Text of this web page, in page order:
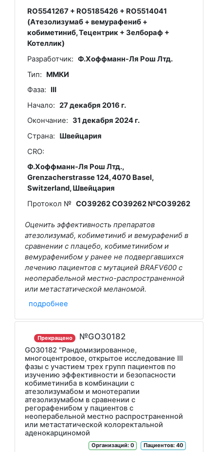
RO5541267 + RO5185426 + RO5514041
(Атезолизумаб + вемурафениб +
кобиметиниб, Тецентрик + Зелбораф +
Котеллик)
Разработчик: Ф.Хоффманн-Ля Рош Лтд.
Тип:
ММКИ
Фаза:
III
Начало: 27 декабря 2016 г.
Окончание: 31 декабря 2024 г.
Страна:
Швейцария
CRO:
Ф.Хоффманн-Ля Рош Лтд.,
Grenzacherstrasse 124, 4070 Basel,
Switzerland, Швейцария
Протокол № CO39262 CO39262 №CO39262
Оценить эффективность препаратов
атезолизумаб, кобиметиниб и вемурафениб в
сравнении с плацебо, кобиметинибом и
вемурафенибом у ранее не подвергавшихся
лечению пациентов с мутацией BRAFV600 с
неоперабельной местно-распространенной
или метастатической меланомой.
подробнее
Прекращено №GO30182
GO30182 "Рандомизированное,
многоцентровое, открытое исследование III
фазы с участием трех групп пациентов по
изучению эффективности и безопасности
кобиметиниба в комбинации с
атезолизумабом и монотерапии
атезолизумабом в сравнении с
регорафенибом у пациентов с
неоперабельной местно распространенной
или метастатической колоректальной
аденокарциномой
Пациентов: 40
Организаций: 0